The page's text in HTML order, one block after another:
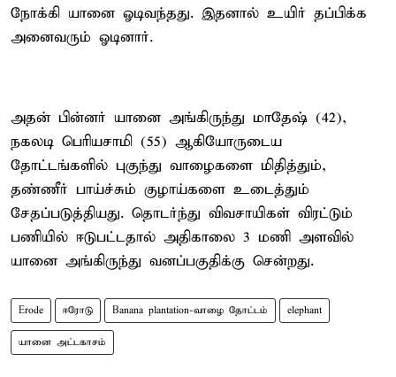
நோக்கி யானை ஓடிவந்தது. இதனால் உயிர் தப்பிக்க
அனைவரும் ஓடினார்.
அதன் பின்னர் யானை அங்கிருந்து மாதேஷ் (42),
நகலடி பெரியசாமி (55) ஆகியோருடைய
தோட்டங்களில் புகுந்து வாழைகளை மிதித்தும்,
தண்ணீர் பாய்ச்சும் குழாய்களை உடைத்தும்
சேதப்படுத்தியது. தொடர்ந்து விவசாயிகள் விரட்டும்
பணியில் ஈடுபட்டதால் அதிகாலை 3 மணி அளவில்
யானை அங்கிருந்து வனப்பகுதிக்கு சென்றது.
Erode ஈரோடு Banana plantation-வாழை தோட்டம் elephant
யானை அட்டகாசம்